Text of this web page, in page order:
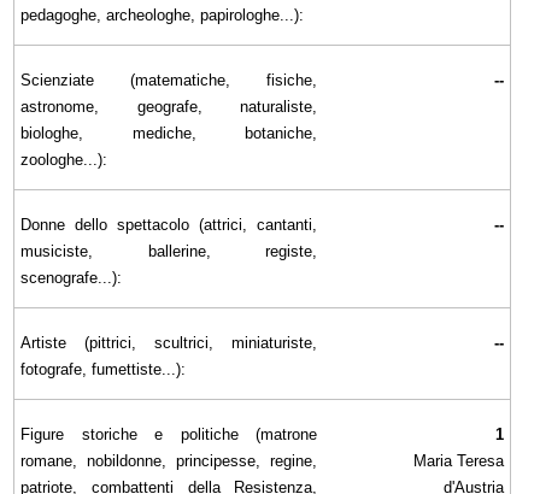
pedagoghe, archeologhe, papirologhe...):
Scienziate (matematiche, fisiche,
astronome, geografe, naturaliste,
biologhe, mediche, botaniche,
zoologhe...):
--
Donne dello spettacolo (attrici, cantanti,
musiciste, ballerine, registe,
scenografe...):
--
Artiste (pittrici, scultrici, miniaturiste,
fotografe, fumettiste...):
--
Figure storiche e politiche (matrone
romane, nobildonne, principesse, regine,
patriote, combattenti della Resistenza,
1
Maria Teresa
d'Austria